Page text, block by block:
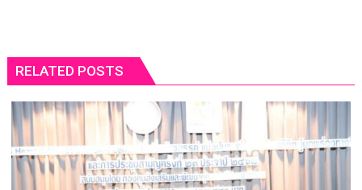
RELATED POSTS